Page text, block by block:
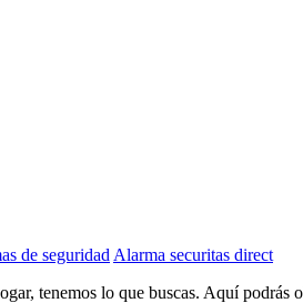
de seguridad Alarma securitas direct
tenemos lo que buscas. Aquí